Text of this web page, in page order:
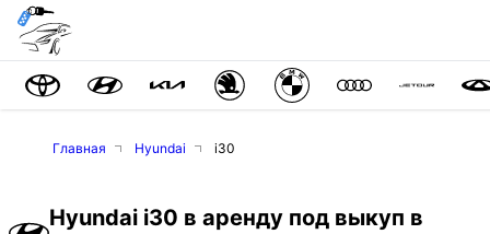
Главная Hyundai i30
Hyundai i30 в аренду под выкуп в